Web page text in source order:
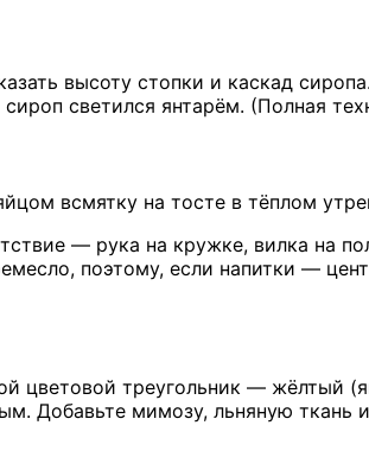
высоту стопки и каскад
светился янтарём. (Полная
всмятку на тосте в тёплом
— рука на кружке, вилка на
поэтому, если напитки —
цветовой треугольник — жёлтый
Добавьте мимозу, льняную ткань